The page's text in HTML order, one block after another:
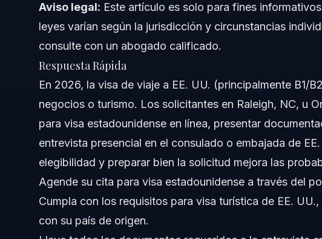
Notas para Carolina del Norte, Florida y Nacionalmente
Notas para Carolina del Norte
Notas para Florida
Cuándo Llamar a un Abogado Ahora
Sobre Vasquez Law Firm
Confianza y Experiencia del Abogado
Preguntas Frecuentes
Aviso legal: Este artículo es solo para fines
leyes varían según la jurisdicción y circunstancias
consulte con un abogado calificado.
Respuesta Rápida
En 2026, la visa de viaje a EE. UU. (principalmente B1/
negocios o turismo. Los solicitantes en Raleigh, NC, u
para visa estadounidense en línea, presentar
entrevista presencial en el consulado o embajada de
elegibilidad y preparar bien la solicitud mejora las
Agende su cita para visa estadounidense a través del
Cumpla con los requisitos para visa turística de EE.
con su país de origen.